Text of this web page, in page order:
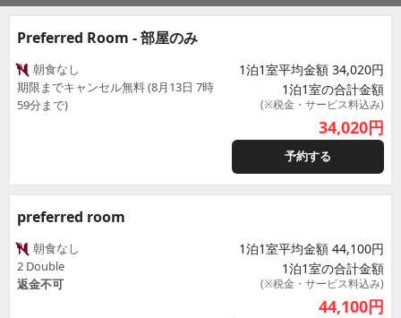
Preferred Room - 部屋のみ
朝食なし
期限までキャンセル無料 (8月13日 7時
59分まで)
1泊1室平均金額 34,020円
1泊1室の合計金額
(※税金・サービス料込み)
34,020円
予約する
preferred room
朝食なし
2 Double
返金不可
1泊1室平均金額 44,100円
1泊1室の合計金額
(※税金・サービス料込み)
44,100円